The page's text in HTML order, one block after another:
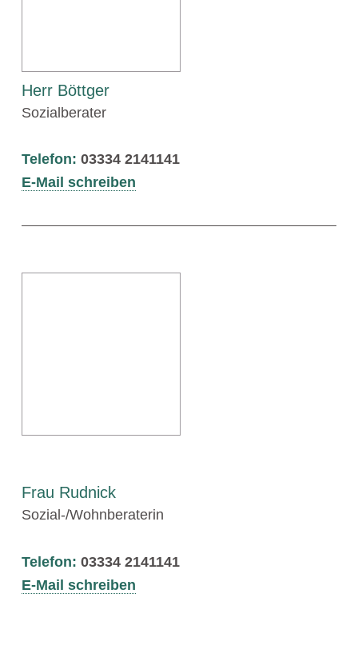
Herr Böttger
Sozialberater
Telefon: 03334 2141141
E-Mail schreiben
Frau Rudnick
Sozial-/Wohnberaterin
Telefon: 03334 2141141
E-Mail schreiben